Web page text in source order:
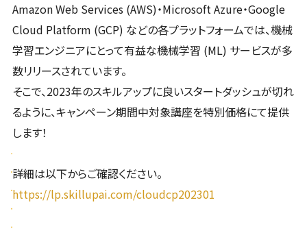
Amazon Web Services (AWS)・Microsoft Azure・Google
Cloud Platform (GCP) などの各プラットフォームでは、機械
学習エンジニアにとって有益な機械学習 (ML) サービスが多
数リリースされています。
そこで、2023年のスキルアップに良いスタートダッシュが切れ
るように、キャンペーン期間中対象講座を特別価格にて提供
します！
詳細は以下からご確認ください。
https://lp.skillupai.com/cloudcp202301